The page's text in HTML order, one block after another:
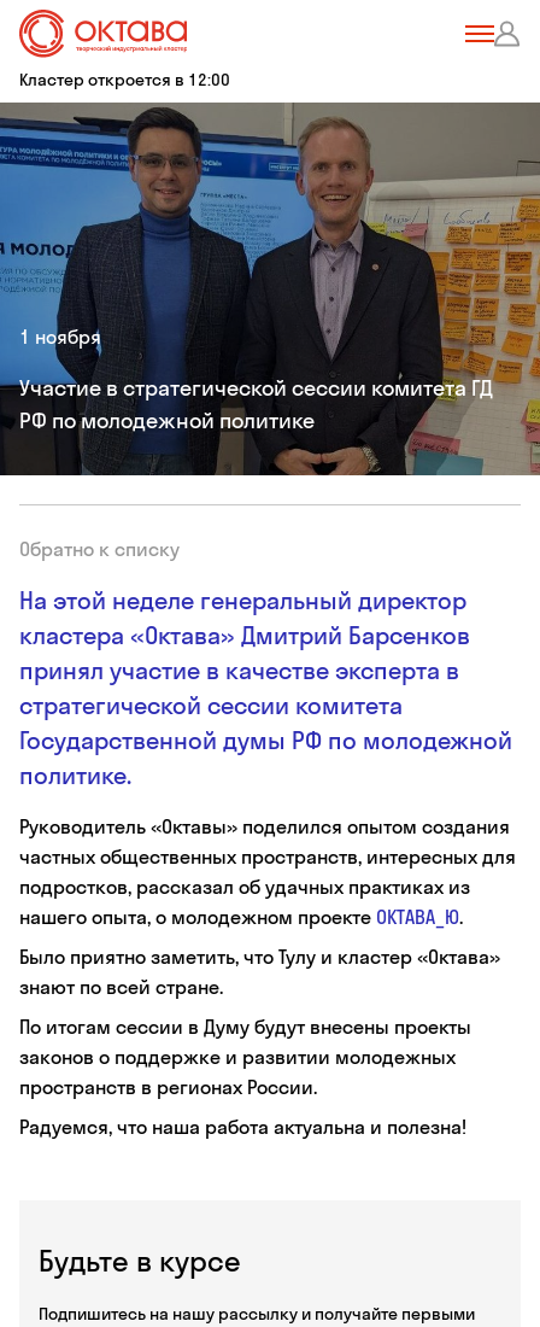
Кластер откроется в 12:00
1 ноября
Участие в стратегической сессии комитета ГД
РФ по молодежной политике
Будьте в курсе
Подпишитесь на нашу рассылку и получайте первыми
На этой неделе генеральный директор
кластера «Октава» Дмитрий Барсенков
принял участие в качестве эксперта в
стратегической сессии комитета
Государственной думы РФ по молодежной
политике.
Руководитель «Октавы» поделился опытом создания
частных общественных пространств, интересных для
подростков, рассказал об удачных практиках из
нашего опыта, о молодежном проекте ОКТАВА_Ю.
Было приятно заметить, что Тулу и кластер «Октава»
знают по всей стране.
По итогам сессии в Думу будут внесены проекты
законов о поддержке и развитии молодежных
пространств в регионах России.
Радуемся, что наша работа актуальна и полезна!
Обратно к списку